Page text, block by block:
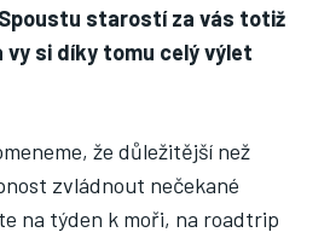
starostí za vás totiž
vy si díky tomu celý výlet
že důležitější než
zvládnout nečekané
na týden k moři, na roadtrip